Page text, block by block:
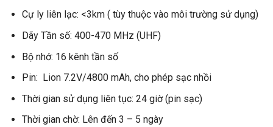
Cự ly liên lạc: <3km ( tùy thuộc vào môi trường sử dụng)
Dãy Tần số: 400-470 MHz (UHF)
Bộ nhớ: 16 kênh tần số
Pin: Lion 7.2V/4800 mAh, cho phép sạc nhồi
Thời gian sử dụng liên tục: 24 giờ (pin sạc)
Thời gian chờ: Lên đến 3 – 5 ngày